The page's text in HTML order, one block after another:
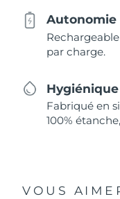
par charge.
Fabriqué en
100%
VOUS